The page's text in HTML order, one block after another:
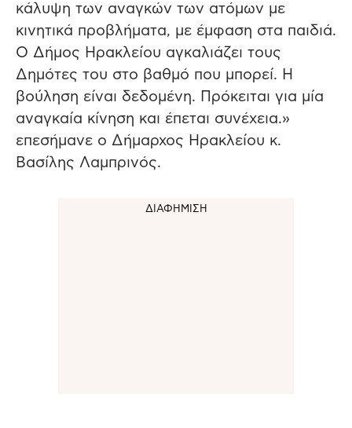
κάλυψη των αναγκών των ατόμων με
κινητικά προβλήματα, με έμφαση στα παιδιά.
Ο Δήμος Ηρακλείου αγκαλιάζει τους
Δημότες του στο βαθμό που μπορεί. Η
βούληση είναι δεδομένη. Πρόκειται για μία
αναγκαία κίνηση και έπεται συνέχεια.»
επεσήμανε ο Δήμαρχος Ηρακλείου κ.
Βασίλης Λαμπρινός.